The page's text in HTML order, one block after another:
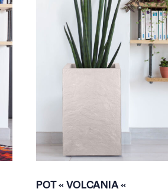
POT « VOLCANIA «